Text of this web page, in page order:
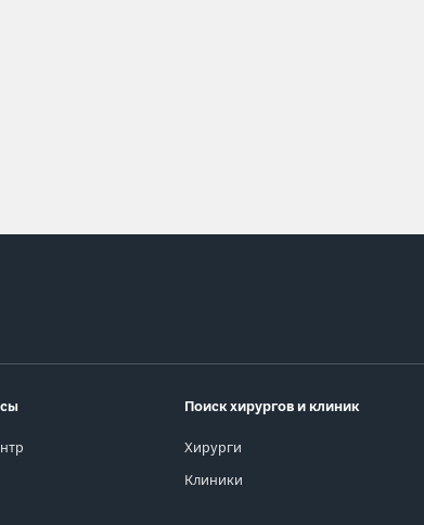
Поиск хирургов и клиник
Хирурги
Клиники